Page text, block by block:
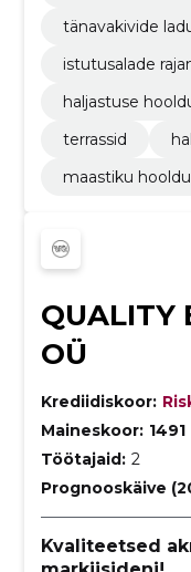
tänavakivide
istutusalade
haljastuse
terrassid
maastiku
QUALITY
OÜ
Krediidiskoor:
Maineskoor: 1491
Töötajaid: 2
Prognooskäive
Kvaliteetsed